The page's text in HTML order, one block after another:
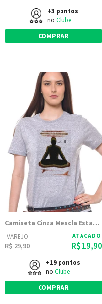
+3 pontos
no Clube
COMPRAR
Camiseta Cinza Mescla Estampada Feminina Joss - Buda Pranchas
VAREJO
R$ 29,90
ATACADO
R$ 19,90
+19 pontos
no Clube
COMPRAR